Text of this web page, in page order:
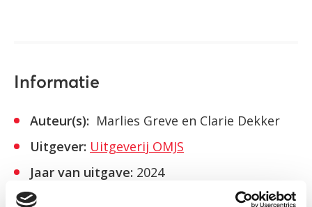
Informatie
Auteur(s): Marlies Greve en Clarie Dekker
Uitgever: Uitgeverij OMJS
Jaar van uitgave: 2024
ISBN: